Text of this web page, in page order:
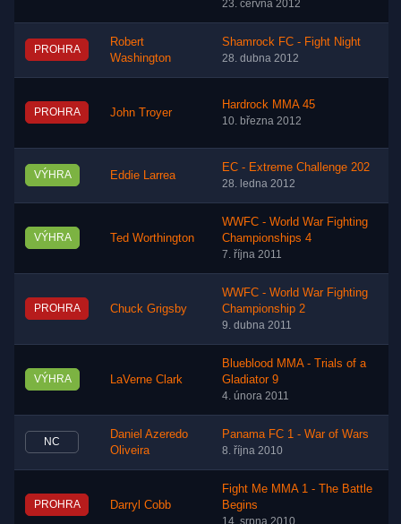
23. června 2012
PROHRA
Robert
Washington
Shamrock FC - Fight Night
28. dubna 2012
PROHRA John Troyer
Hardrock MMA 45
10. března 2012
VÝHRA Eddie Larrea
EC - Extreme Challenge 202
28. ledna 2012
VÝHRA Ted Worthington
WWFC - World War Fighting
Championships 4
7. října 2011
PROHRA Chuck Grigsby
WWFC - World War Fighting
Championship 2
9. dubna 2011
VÝHRA LaVerne Clark
Blueblood MMA - Trials of a
Gladiator 9
4. února 2011
NC
Daniel Azeredo
Oliveira
Panama FC 1 - War of Wars
8. října 2010
PROHRA Darryl Cobb
Fight Me MMA 1 - The Battle
Begins
14. srpna 2010